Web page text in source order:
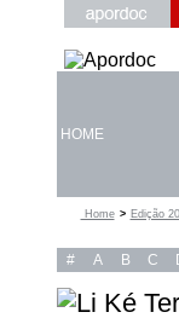
HOME
Home > Edição
# A B C